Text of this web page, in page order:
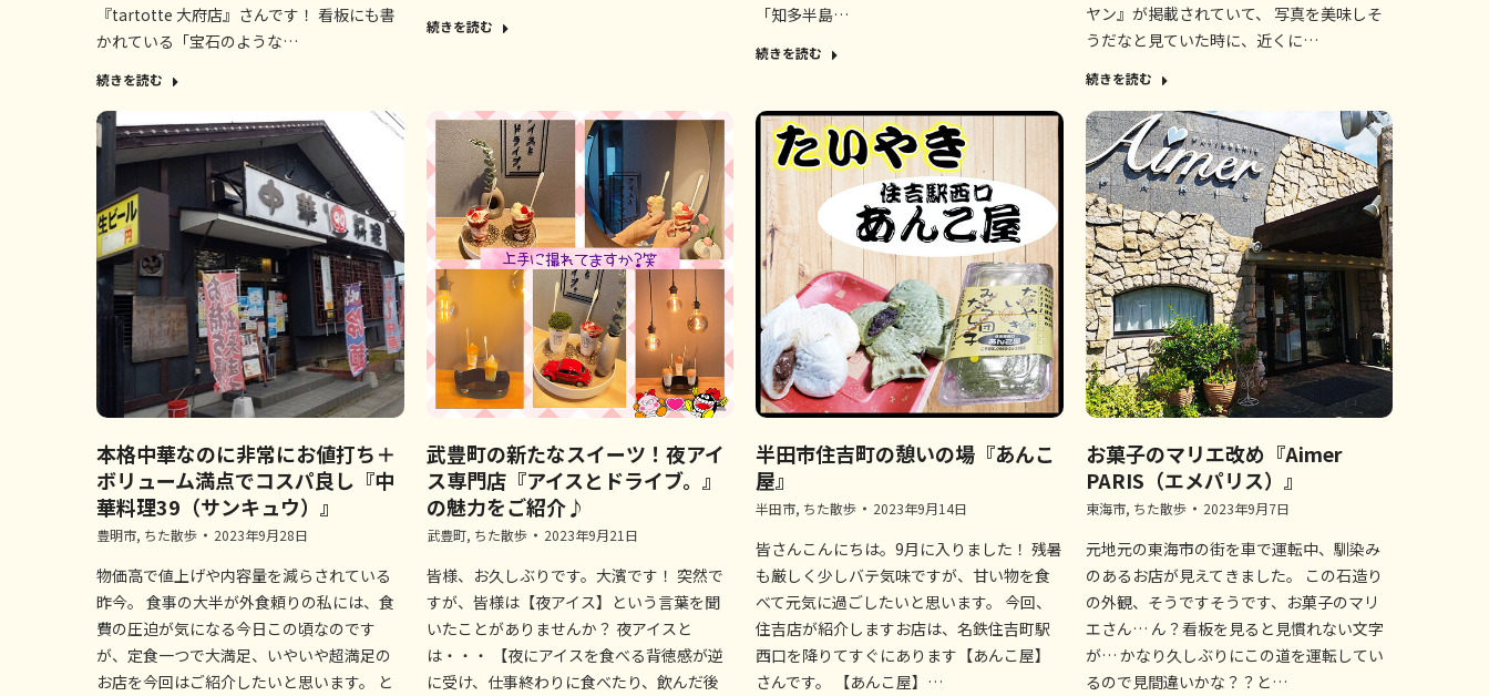
『tartotte 大府店』さんです！ 看板にも書
かれている「宝石のような…
続きを読む
続きを読む
「知多半島…
続きを読む
ヤン』が掲載されていて、 写真を美味しそ
うだなと見ていた時に、近くに…
続きを読む
本格中華なのに非常にお値打ち＋
ボリューム満点でコスパ良し『中
華料理39（サンキュウ）』
豊明市, ちた散歩 2023年9月28日
物価高で値上げや内容量を減らされている
昨今。 食事の大半が外食頼りの私には、食
費の圧迫が気になる今日この頃なのです
が、定食一つで大満足、いやいや超満足の
お店を今回はご紹介したいと思います。 と
武豊町の新たなスイーツ！夜アイ
ス専門店『アイスとドライブ。』
の魅力をご紹介♪
武豊町, ちた散歩 2023年9月21日
皆様、お久しぶりです。大濱です！ 突然で
すが、皆様は【夜アイス】という言葉を聞
いたことがありませんか？ 夜アイスと
は・・・ 【夜にアイスを食べる背徳感が逆
に受け、仕事終わりに食べたり、飲んだ後
半田市住吉町の憩いの場『あんこ
屋』
半田市, ちた散歩 2023年9月14日
皆さんこんにちは。9月に入りました！ 残暑
も厳しく少しバテ気味ですが、甘い物を食
べて元気に過ごしたいと思います。 今回、
住吉店が紹介しますお店は、名鉄住吉町駅
西口を降りてすぐにあります【あんこ屋】
さんです。 【あんこ屋】…
お菓子のマリエ改め『Aimer
PARIS（エメパリス）』
東海市, ちた散歩 2023年9月7日
元地元の東海市の街を車で運転中、馴染み
のあるお店が見えてきました。 この石造り
の外観、そうですそうです、お菓子のマリ
エさん… ん？看板を見ると見慣れない文字
が… かなり久しぶりにこの道を運転してい
るので見間違いかな？？と…